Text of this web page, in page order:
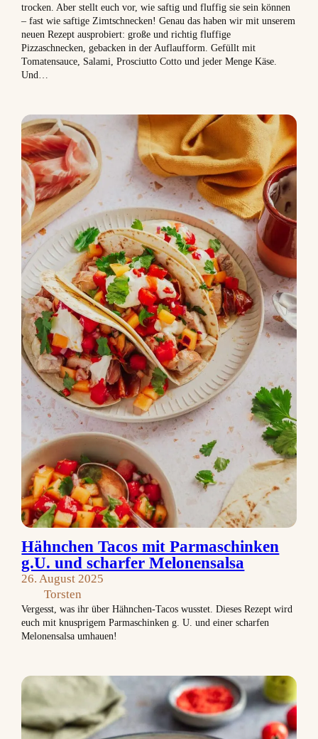
trocken. Aber stellt euch vor, wie saftig und fluffig sie sein können
– fast wie saftige Zimtschnecken! Genau das haben wir mit unserem
neuen Rezept ausprobiert: große und richtig fluffige
Pizzaschnecken, gebacken in der Auflaufform. Gefüllt mit
Tomatensauce, Salami, Prosciutto Cotto und jeder Menge Käse.
Und…
Hähnchen Tacos mit Parmaschinken
g.U. und scharfer Melonensalsa
26. August 2025
Torsten
Vergesst, was ihr über Hähnchen-Tacos wusstet. Dieses Rezept wird
euch mit knusprigem Parmaschinken g. U. und einer scharfen
Melonensalsa umhauen!